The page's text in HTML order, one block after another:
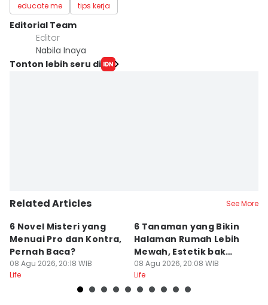
educate me
tips kerja
Editorial Team
Editor
Nabila Inaya
Tonton lebih seru di
Related Articles See More
6 Novel Misteri yang
Menuai Pro dan Kontra,
Pernah Baca?
08 Agu 2026, 20:18 WIB
Life
6 Tanaman yang Bikin
Halaman Rumah Lebih
Mewah, Estetik bak
Resor
08 Agu 2026, 20:08 WIB
Life